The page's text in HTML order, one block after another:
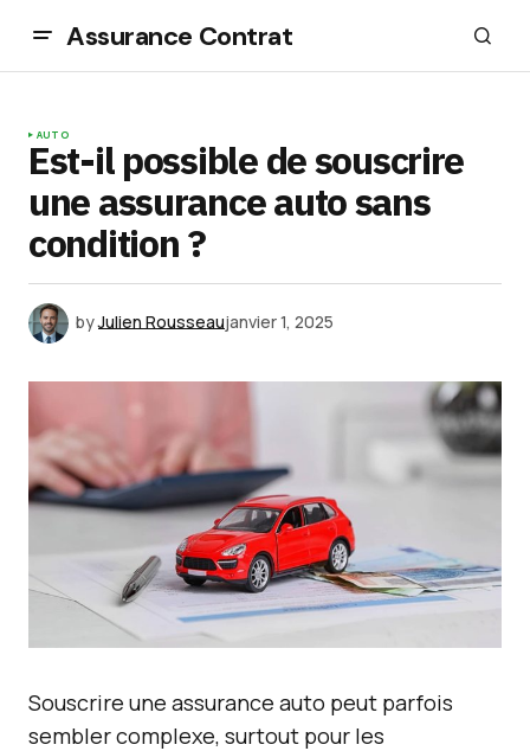
Assurance Contrat
AUTO
Est-il possible de souscrire
une assurance auto sans
condition ?
byJulien Rousseaujanvier 1, 2025
Souscrire une assurance auto peut parfois
sembler complexe, surtout pour les